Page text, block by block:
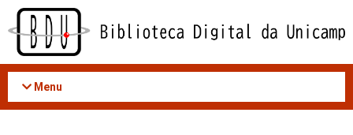
Acessar
conteúdo
Menu